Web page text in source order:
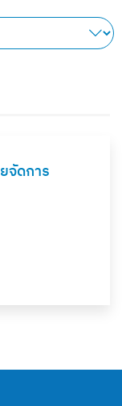
จัดการ